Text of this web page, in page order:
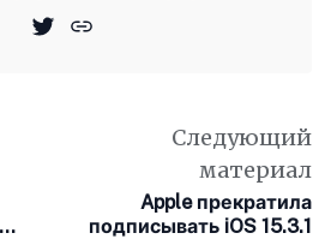
Следующий
материал
Apple прекратила
подписывать iOS 15.3.1